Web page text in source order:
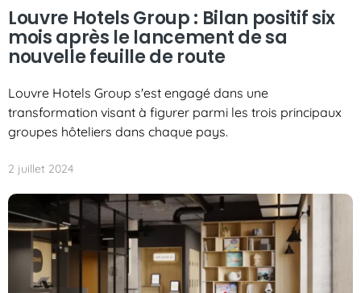
Partenaires
Missions SH
Louvre Hotels Group : Bilan positif six
mois après le lancement de sa
nouvelle feuille de route
Louvre Hotels Group s'est engagé dans une
transformation visant à figurer parmi les trois principaux
groupes hôteliers dans chaque pays.
2 juillet 2024